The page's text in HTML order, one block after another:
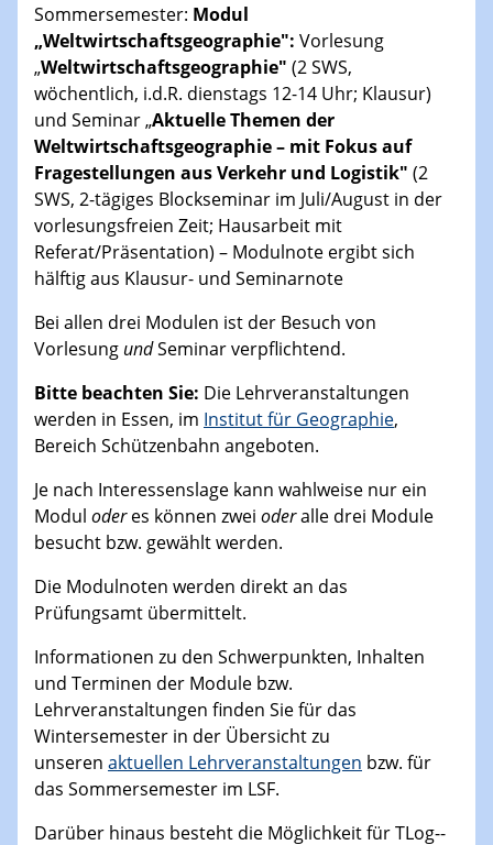
Sommersemester: Modul
„Weltwirtschaftsgeographie": Vorlesung
„Weltwirtschaftsgeographie" (2 SWS,
wöchentlich, i.d.R. dienstags 12-14 Uhr; Klausur)
und Seminar „Aktuelle Themen der
Weltwirtschaftsgeographie – mit Fokus auf
Fragestellungen aus Verkehr und Logistik" (2
SWS, 2-tägiges Blockseminar im Juli/August in der
vorlesungsfreien Zeit; Hausarbeit mit
Referat/Präsentation) – Modulnote ergibt sich
hälftig aus Klausur- und Seminarnote
Bei allen drei Modulen ist der Besuch von
Vorlesung undSeminar verpflichtend.
Bitte beachten Sie: Die Lehrveranstaltungen
werden in Essen, im Institut für Geographie,
Bereich Schützenbahn angeboten.
Je nach Interessenslage kann wahlweise nur ein
Modul oderes können zwei oderalle drei Module
besucht bzw. gewählt werden.
Die Modulnoten werden direkt an das
Prüfungsamt übermittelt.
Informationen zu den Schwerpunkten, Inhalten
und Terminen der Module bzw.
Lehrveranstaltungen finden Sie für das
Wintersemester in der Übersicht zu
unseren aktuellen Lehrveranstaltungen bzw. für
das Sommersemester im LSF.
Darüber hinaus besteht die Möglichkeit für TLog--